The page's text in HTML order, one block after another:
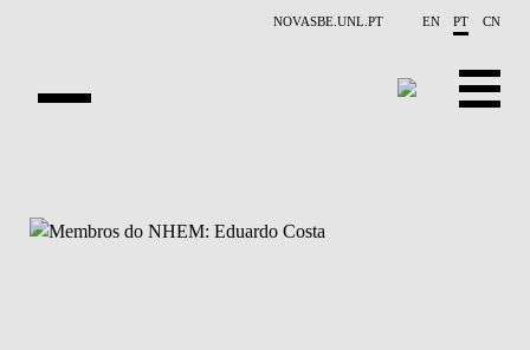
NOVASBE.UNL.PT EN PT CN
CONTACTOS